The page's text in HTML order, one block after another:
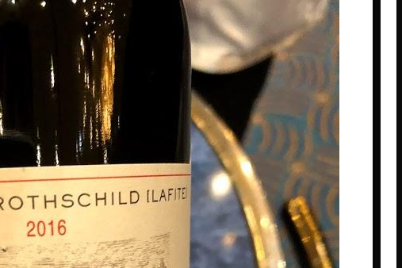
ージーランド
ウェー
ンス
トナム
キシコ
ア
ビアバー
ビストロ・フレンチ
ホテル